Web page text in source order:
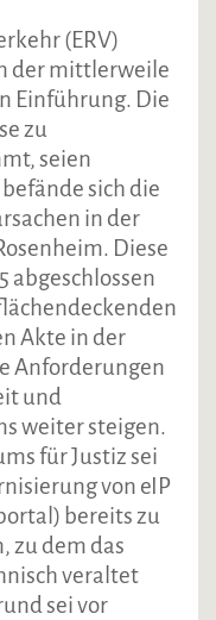
(ERV)
der mittlerweile
Einführung. Die
zu
seien
sich die
in der
Diese
abgeschlossen
Akte in der
Anforderungen
und
weiter steigen.
für Justiz sei
von eIP
bereits zu
zu dem das
veraltet
sei vor